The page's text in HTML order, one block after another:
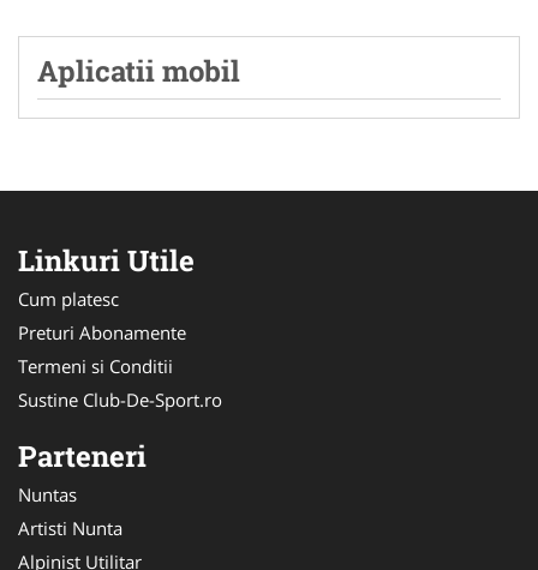
Aplicatii mobil
Linkuri Utile
Cum platesc
Preturi Abonamente
Termeni si Conditii
Sustine Club-De-Sport.ro
Parteneri
Nuntas
Artisti Nunta
Alpinist Utilitar